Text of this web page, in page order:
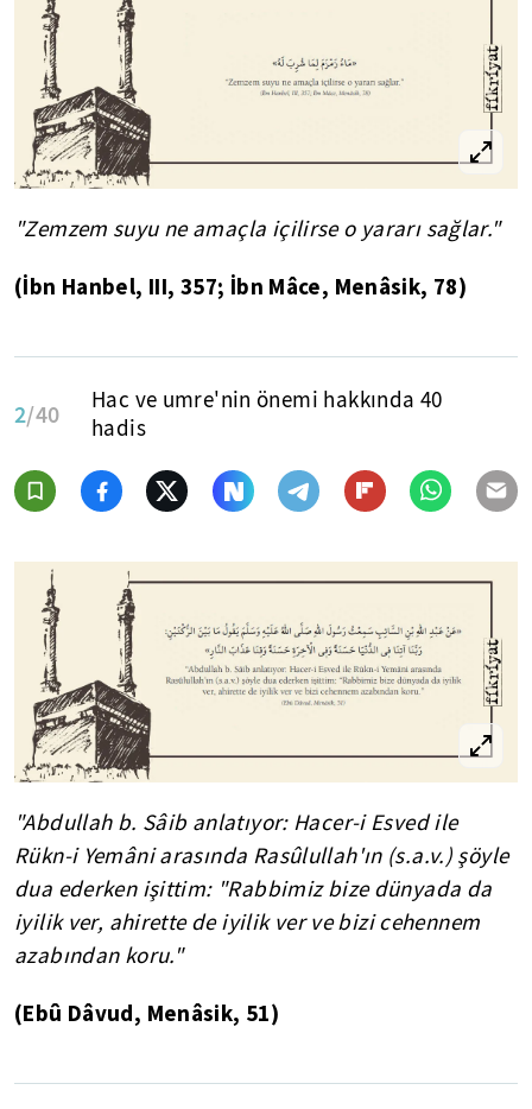
"Zemzem suyu ne amaçla içilirse o yararı sağlar."
(İbn Hanbel, III, 357; İbn Mâce, Menâsik, 78)
2/40
Hac ve umre'nin önemi hakkında 40
hadis
"Abdullah b. Sâib anlatıyor: Hacer-i Esved ile
Rükn-i Yemâni arasında Rasûlullah'ın (s.a.v.) şöyle
dua ederken işittim: "Rabbimiz bize dünyada da
iyilik ver, ahirette de iyilik ver ve bizi cehennem
azabından koru."
(Ebû Dâvud, Menâsik, 51)